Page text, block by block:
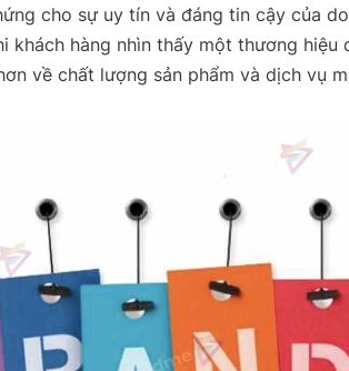
cho sự uy tín và đáng tin cậy của
khách hàng nhìn thấy một thương hiệu
về chất lượng sản phẩm và dịch vụ